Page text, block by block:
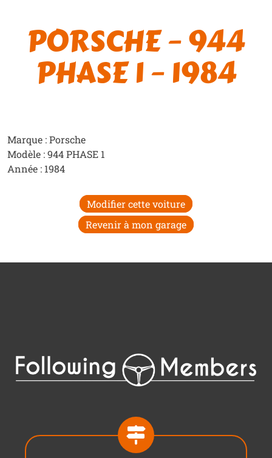
PORSCHE – 944
PHASE 1 – 1984
Marque : Porsche
Modèle : 944 PHASE 1
Année : 1984
Modifier cette voiture
Revenir à mon garage